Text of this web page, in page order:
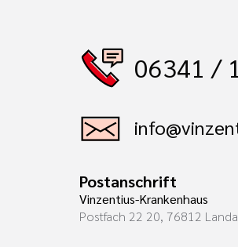
06341 /
Postanschrift
Vinzentius-Krankenhaus
Postfach 22 20, 76812